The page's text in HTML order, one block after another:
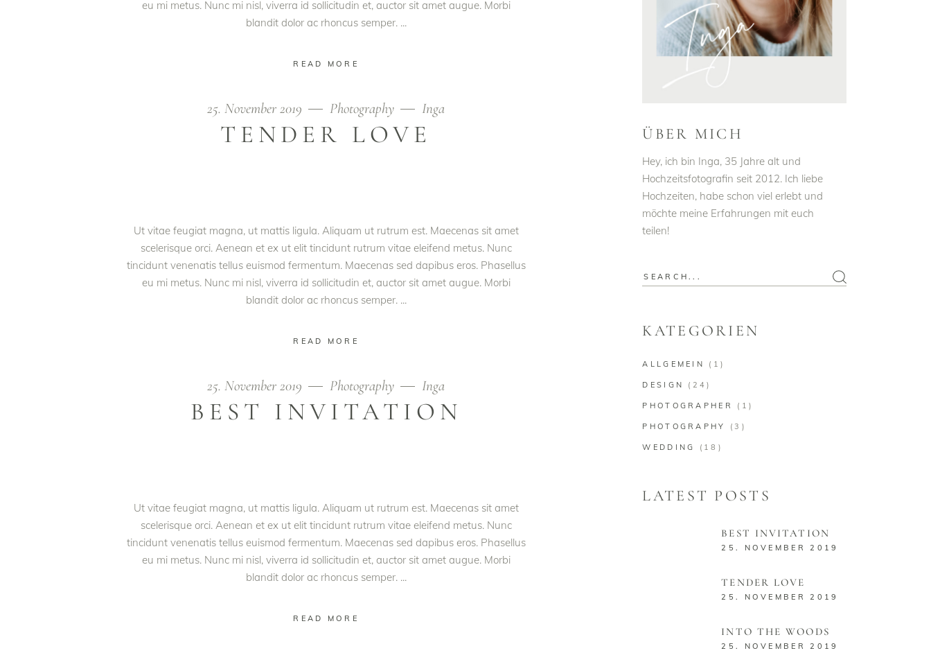
eu mi metus. Nunc mi nisl, viverra id sollicitudin et, auctor sit amet augue. Morbi
blandit dolor ac rhoncus semper.
READ MORE
25. November 2019 Photography Inga
TENDER LOVE
Ut vitae feugiat magna, ut mattis ligula. Aliquam ut rutrum est. Maecenas sit amet
scelerisque orci. Aenean et ex ut elit tincidunt rutrum vitae eleifend metus. Nunc
tincidunt venenatis tellus euismod fermentum. Maecenas sed dapibus eros. Phasellus
eu mi metus. Nunc mi nisl, viverra id sollicitudin et, auctor sit amet augue. Morbi
blandit dolor ac rhoncus semper.
READ MORE
25. November 2019 Photography Inga
BEST INVITATION
Ut vitae feugiat magna, ut mattis ligula. Aliquam ut rutrum est. Maecenas sit amet
scelerisque orci. Aenean et ex ut elit tincidunt rutrum vitae eleifend metus. Nunc
tincidunt venenatis tellus euismod fermentum. Maecenas sed dapibus eros. Phasellus
eu mi metus. Nunc mi nisl, viverra id sollicitudin et, auctor sit amet augue. Morbi
blandit dolor ac rhoncus semper.
READ MORE
ÜBER MICH
Hey, ich bin Inga, 35 Jahre alt und
Hochzeitsfotografin seit 2012. Ich liebe
Hochzeiten, habe schon viel erlebt und
möchte meine Erfahrungen mit euch
teilen!
Search
KATEGORIEN
ALLGEMEIN (1)
DESIGN (24)
PHOTOGRAPHER (1)
PHOTOGRAPHY (3)
WEDDING (18)
LATEST POSTS
BEST INVITATION
25. NOVEMBER 2019
TENDER LOVE
25. NOVEMBER 2019
INTO THE WOODS
25. NOVEMBER 2019